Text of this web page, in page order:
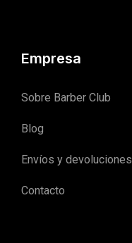
Empresa
Sobre Barber Club
Blog
Envíos y devoluciones
Contacto